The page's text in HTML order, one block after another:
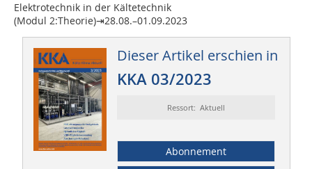
Elektrotechnik in der Kältetechnik
(Modul 2:Theorie)⇥28.08.–01.09.2023
Dieser Artikel erschien in
KKA 03/2023
Ressort: Aktuell
Abonnement